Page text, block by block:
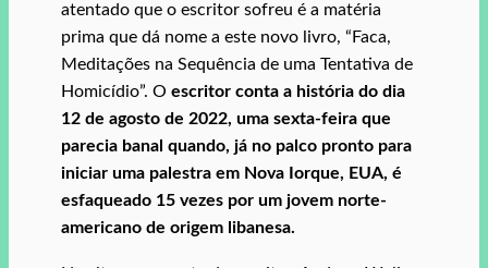
atentado que o escritor sofreu é a matéria
prima que dá nome a este novo livro, “Faca,
Meditações na Sequência de uma Tentativa de
Homicídio”. O escritor conta a história do dia
12 de agosto de 2022, uma sexta-feira que
parecia banal quando, já no palco pronto para
iniciar uma palestra em Nova Iorque, EUA, é
esfaqueado 15 vezes por um jovem norte-
americano de origem libanesa.